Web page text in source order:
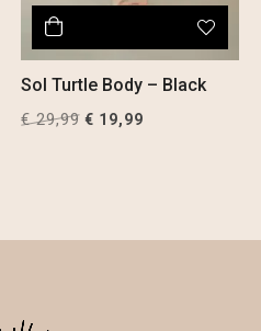
Sol Turtle Body – Black
€29,99 Original
€ 19,99